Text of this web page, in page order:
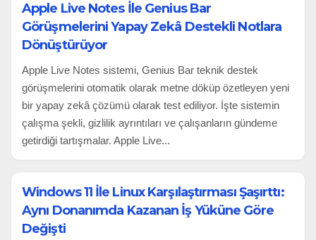
Apple Live Notes İle Genius Bar
Görüşmelerini Yapay Zekâ Destekli Notlara
Dönüştürüyor
Apple Live Notes sistemi, Genius Bar teknik destek
görüşmelerini otomatik olarak metne döküp özetleyen yeni
bir yapay zekâ çözümü olarak test ediliyor. İşte sistemin
çalışma şekli, gizlilik ayrıntıları ve çalışanların gündeme
getirdiği tartışmalar. Apple Live...
Windows 11 İle Linux Karşılaştırması Şaşırttı:
Aynı Donanımda Kazanan İş Yüküne Göre
Değişti